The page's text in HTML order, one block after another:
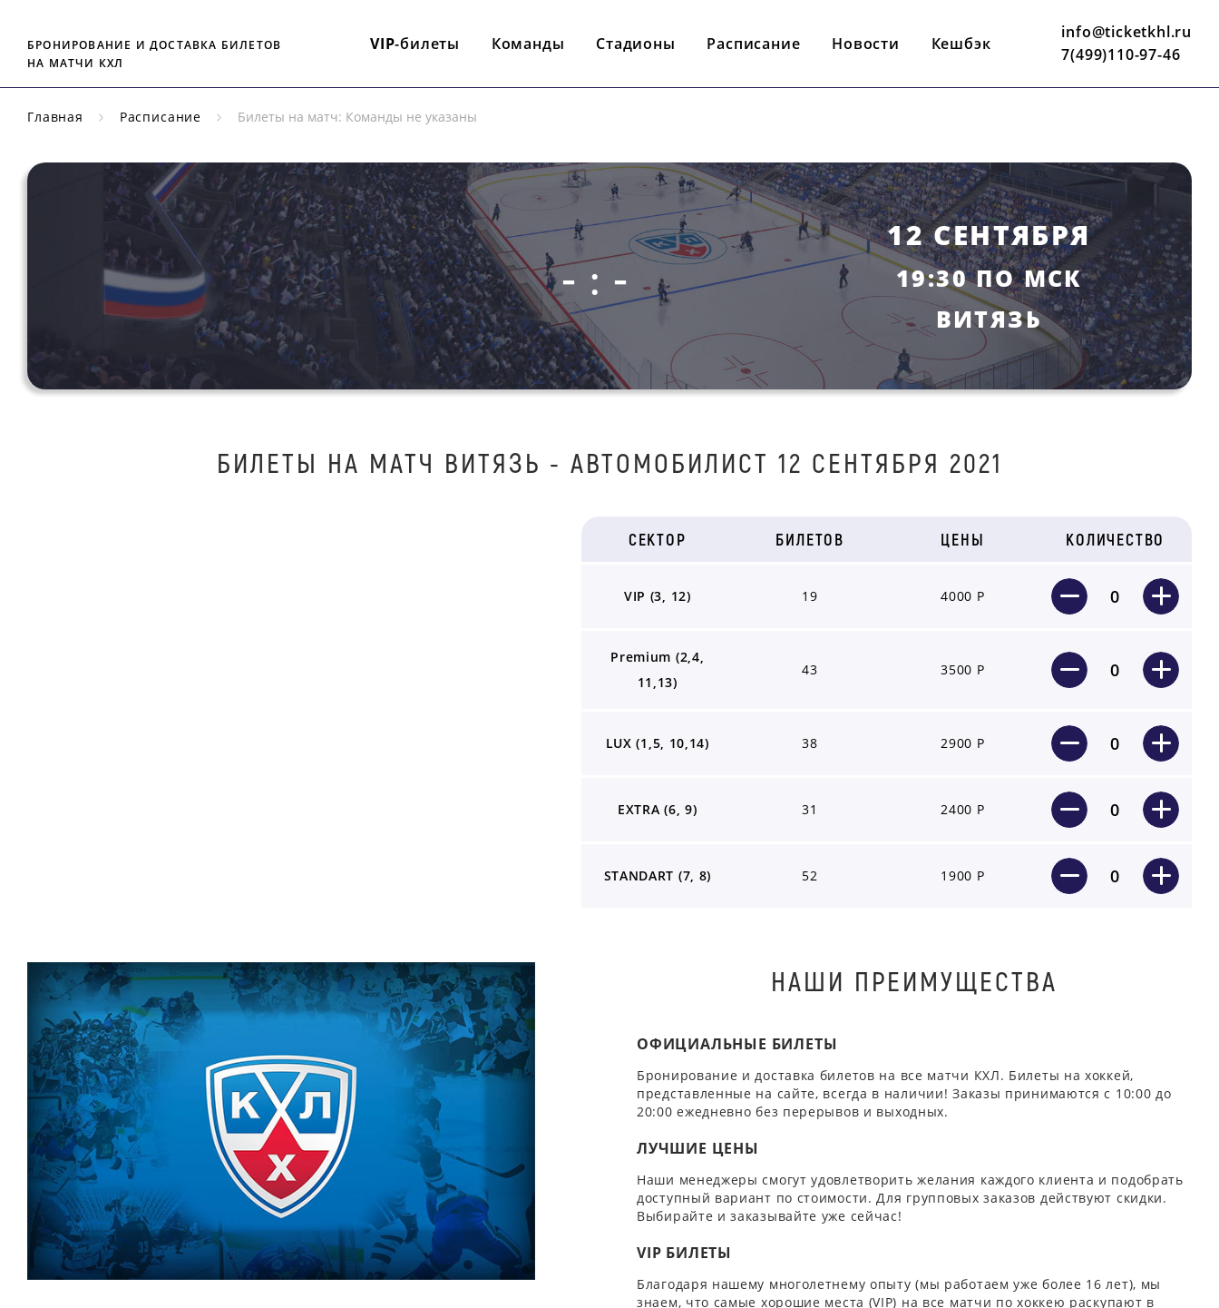
БРОНИРОВАНИЕ И ДОСТАВКА БИЛЕТОВ
НА МАТЧИ КХЛ
VIP-билеты Команды Стадионы Расписание Новости Кешбэк
info@ticketkhl.ru
7(499)110-97-46
Главная Расписание Билеты на матч: Команды не указаны
- : -
12 СЕНТЯБРЯ
19:30 ПО МСК
BИТЯЗЬ
БИЛEТЫ НА МАТЧ BИТЯЗЬ - AВТOМOБИЛИСТ 12 СЕНТЯБРЯ 2021
СЕКТОР БИЛЕТОВ ЦЕНЫ КОЛИЧЕСТВО
VIP (3, 12) 19 4000 Р 0
Premium (2,4,
11,13)
43 3500 Р 0
LUX (1,5, 10,14) 38 2900 Р 0
EXTRA (6, 9) 31 2400 Р 0
STANDART (7, 8) 52 1900 Р 0
НАШИ ПРЕИМУЩЕСТВА
ОФИЦИАЛЬНЫЕ БИЛЕТЫ
Бронирование и доставка билетов на все матчи КХЛ. Билеты на хоккей,
представленные на сайте, всегда в наличии! Заказы принимаются с 10:00 до
20:00 ежедневно без перерывов и выходных.
ЛУЧШИЕ ЦЕНЫ
Наши менеджеры смогут удовлетворить желания каждого клиента и подобрать
доступный вариант по стоимости. Для групповых заказов действуют скидки.
Выбирайте и заказывайте уже сейчас!
VIP БИЛЕТЫ
Благодаря нашему многолетнему опыту (мы работаем уже более 16 лет), мы
знаем, что самые хорошие места (VIP) на все матчи по хоккею раскупают в